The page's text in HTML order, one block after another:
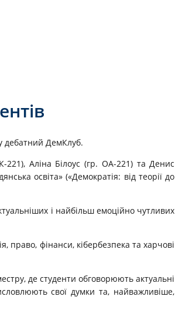
дебатний ДемКлуб.
221), Аліна Білоус (гр. ОА-221) та Денис
освіта» («Демократія: від теорії до
і найбільш емоційно чутливих
право, фінанси, кібербезпека та харчові
де студенти обговорюють актуальні
свої думки та, найважливіше,